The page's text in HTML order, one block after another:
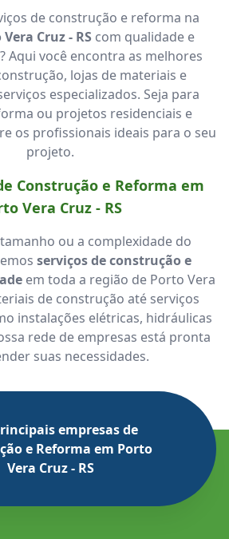
de construção e reforma na
Cruz - RS com qualidade e
Aqui você encontra as melhores
lojas de materiais e
especializados. Seja para
ou projetos residenciais e
os profissionais ideais para o seu
projeto.
Construção e Reforma em
Vera Cruz - RS
ou a complexidade do
serviços de construção e
em toda a região de Porto Vera
de construção até serviços
instalações elétricas, hidráulicas
rede de empresas está pronta
suas necessidades.
empresas de
e Reforma em Porto
Vera Cruz - RS